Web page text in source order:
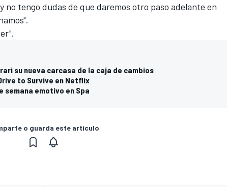
no tengo dudas de que daremos otro paso adelante en
su nueva carcasa de la caja de cambios
to Survive en Netflix
semana emotivo en Spa
o guarda este artículo